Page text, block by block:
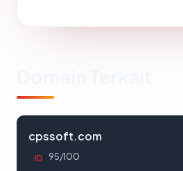
cpssoft.com
ID 95/100